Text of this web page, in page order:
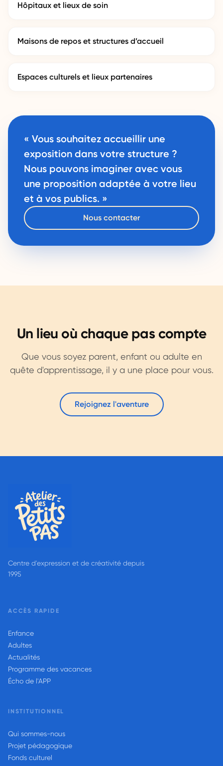
Hôpitaux et lieux de soin
Maisons de repos et structures d’accueil
Espaces culturels et lieux partenaires
« Vous souhaitez accueillir une
exposition dans votre structure ?
Nous pouvons imaginer avec vous
une proposition adaptée à votre lieu
et à vos publics. »
Nous contacter
Un lieu où chaque pas compte
Que vous soyez parent, enfant ou adulte en
quête d'apprentissage, il y a une place pour vous.
Rejoignez l'aventure
Centre d'expression et de créativité depuis
1995
ACCÈS RAPIDE
Enfance
Adultes
Actualités
Programme des vacances
Écho de l'APP
INSTITUTIONNEL
Qui sommes-nous
Projet pédagogique
Fonds culturel